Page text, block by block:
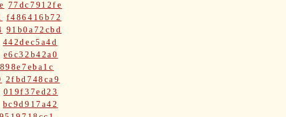
77dc7912fe
f486416b72
91b0a72cbd
442dec5a4d
e6c32b42a0
898e7eba1c
2fbd748ca9
019f37ed23
bc9d917a42